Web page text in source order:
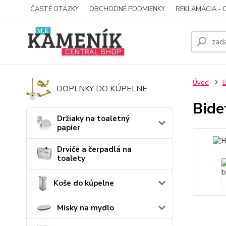
ČASTÉ OTÁZKY OBCHODNÉ PODMIENKY REKLAMÁCIA -
DOPLNKY DO KÚPELNE
Držiaky na toaletný
papier
Drviče a čerpadlá na
toalety
Koše do kúpelne
Misky na mydlo
Úvod